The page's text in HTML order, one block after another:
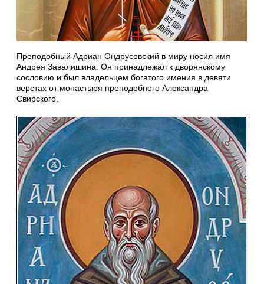
Преподобный Адриан Ондрусовский в миру носил имя
Андрея Завалишина. Он принадлежал к дворянскому
сословию и был владельцем богатого имения в девяти
верстах от монастыря преподобного Александра
Свирского.